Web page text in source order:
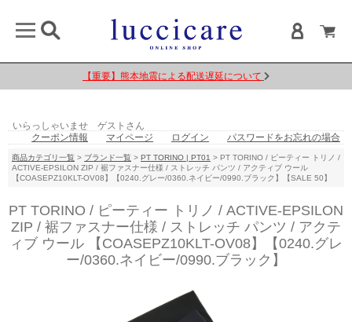
【重要】熊本地震による配送遅延について
いらっしゃいませ ゲストさん
クーポン情報
マイページ ログイン パスワードをお忘れの場合
商品カテゴリ一覧 > ブランド一覧 > PT TORINO | PT01 > PT TORINO / ピーティー トリノ /
ACTIVE-EPSILON ZIP / 裾ファスナー仕様 / ストレッチ パンツ / アクティブ ウール
【COASEPZ10KLT-OV08】【0240.グレー/0360.ネイビー/0990.ブラック】【SALE 50】
PT TORINO / ピーティー トリノ / ACTIVE-EPSILON
ZIP / 裾ファスナー仕様 / ストレッチ パンツ / アクテ
ィブ ウール 【COASEPZ10KLT-OV08】【0240.グレ
ー/0360.ネイビー/0990.ブラック】